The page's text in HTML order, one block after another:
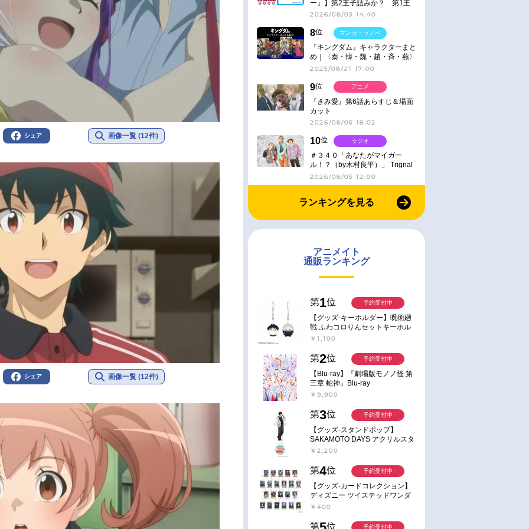
シェア 画像一覧 (12件)
シェア 画像一覧 (12件)
ー』】第2王子詰みか？ 第1王
子と第4王子が対峙「発令」＜
2026/08/03 14:40
8位
『キングダム』キャラクターまと
め｜〈秦・韓・魏・趙・斉・燕〉
2025/08/21 17:00
マンガ・ラノベ
9位
『きみ愛』第6話あらすじ＆場面
カット
2026/08/05 18:02
アニメ
10位
＃３４０「あなたがマイガー
ル！？（by木村良平）」 Trignal
のキラキラ☆ビートＲ
2026/08/05 12:00
ラジオ
ランキングを見る
アニメイト
通販ランキング
第1位
【グッズ-キーホルダー】呪術廻
戦 ふわコロりんセットキーホル
ダー【アニメイト特典付】
￥1,100
予約受付中
第2位
【Blu-ray】『劇場版モノノ怪 第
三章 蛇神』Blu-ray
￥9,900
予約受付中
第3位
【グッズ-スタンドポップ】
SAKAMOTO DAYS アクリルスタ
ンド～Sunny Afternoon～ 4.南雲
￥2,200
予約受付中
第4位
【グッズ-カードコレクション】
ディズニー ツイステッドワンダ
ーランド ランダムカードコレク
￥400
予約受付中
第 位 予約受付中